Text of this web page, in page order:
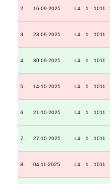
2. 16-09-2025 L4 1 1011
3. 23-09-2025 L4 1 1011
4. 30-09-2025 L4 1 1011
5. 14-10-2025 L4 1 1011
6. 21-10-2025 L4 1 1011
7. 27-10-2025 L4 1 1011
8. 04-11-2025 L4 1 1011